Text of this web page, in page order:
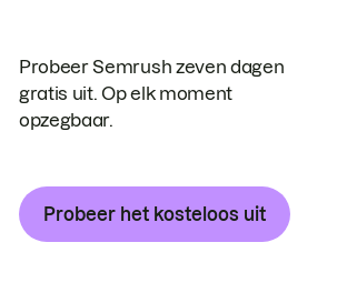
Probeer Semrush zeven dagen
gratis uit. Op elk moment
opzegbaar.
Probeer het kosteloos uit